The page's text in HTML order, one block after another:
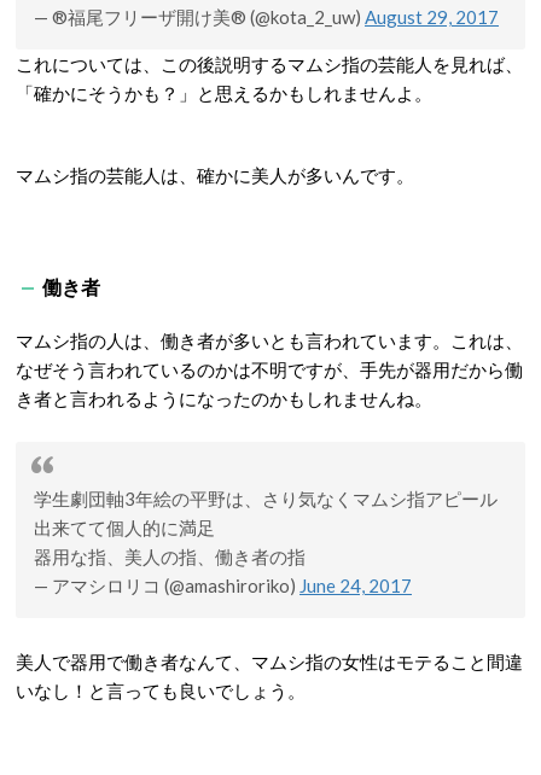
— ®︎福尾フリーザ開け美®︎ (@kota_2_uw) August 29, 2017
これについては、この後説明するマムシ指の芸能人を見れば、
「確かにそうかも？」と思えるかもしれませんよ。
マムシ指の芸能人は、確かに美人が多いんです。
働き者
マムシ指の人は、働き者が多いとも言われています。これは、
なぜそう言われているのかは不明ですが、手先が器用だから働
き者と言われるようになったのかもしれませんね。
学生劇団軸3年絵の平野は、さり気なくマムシ指アピール
出来てて個人的に満足
器用な指、美人の指、働き者の指
— アマシロリコ (@amashiroriko) June 24, 2017
美人で器用で働き者なんて、マムシ指の女性はモテること間違
いなし！と言っても良いでしょう。